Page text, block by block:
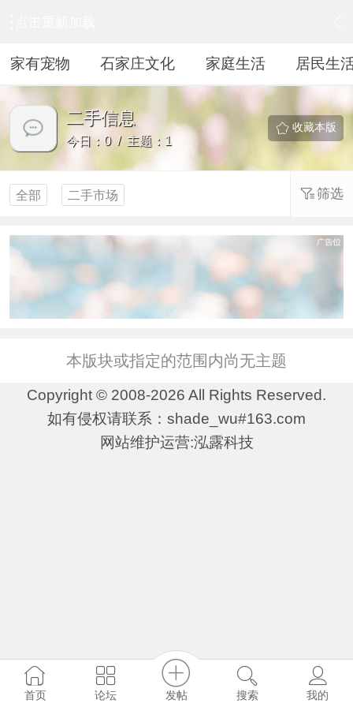
家有宠物 石家庄文化 家庭生活 居民生
二手信息
今日：0 / 主题：1
收藏本版
全部 二手市场 筛选
本版块或指定的范围内尚无主题
Copyright © 2008-2026 All Rights Reserved.
如有侵权请联系：shade_wu#163.com
网站维护运营:泓露科技
首页 论坛 发帖 搜索 我的